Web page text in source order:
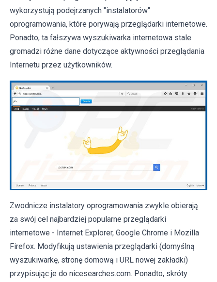
wykorzystują podejrzanych "instalatorów"
oprogramowania, które porywają przeglądarki internetowe.
Ponadto, ta fałszywa wyszukiwarka internetowa stale
gromadzi różne dane dotyczące aktywności przeglądania
Internetu przez użytkowników.
Zwodnicze instalatory oprogramowania zwykle obierają
za swój cel najbardziej popularne przeglądarki
internetowe - Internet Explorer, Google Chrome i Mozilla
Firefox. Modyfikują ustawienia przeglądarki (domyślną
wyszukiwarkę, stronę domową i URL nowej zakładki)
przypisując je do nicesearches.com. Ponadto, skróty